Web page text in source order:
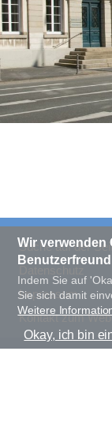
Suche auf der
Impressum
Kontakt zum
Wir verwenden
Indem Sie auf
Sie sich damit
Weitere
Okay, ich bin